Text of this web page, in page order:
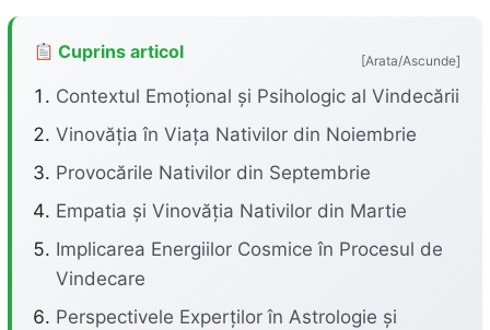
Cuprins articol [Arata/Ascunde]
Contextul Emoțional și Psihologic al Vindecării
Vinovăția în Viața Nativilor din Noiembrie
Provocările Nativilor din Septembrie
Empatia și Vinovăția Nativilor din Martie
Implicarea Energiilor Cosmice în Procesul de
Vindecare
Perspectivele Experților în Astrologie și